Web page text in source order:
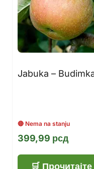
Jabuka –
399,99 рсд
Прочитајте